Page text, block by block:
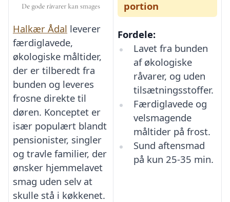
Halkær Ådal leverer
færdiglavede,
økologiske måltider,
der er tilberedt fra
bunden og leveres
frosne direkte til
døren. Konceptet er
især populært blandt
pensionister, singler
og travle familier, der
ønsker hjemmelavet
smag uden selv at
skulle stå i køkkenet.
portion
Fordele:
Lavet fra bunden
af økologiske
råvarer, og uden
tilsætningsstoffer.
Færdiglavede og
velsmagende
måltider på frost.
Sund aftensmad
på kun 25-35 min.